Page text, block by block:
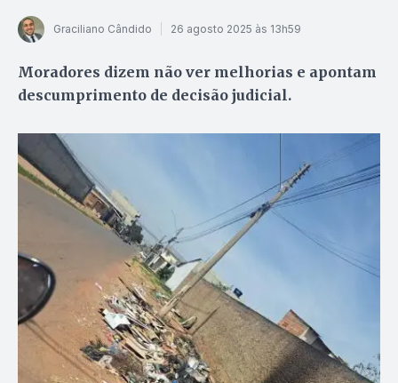
Graciliano Cândido 26 agosto 2025 às 13h59
Moradores dizem não ver melhorias e apontam
descumprimento de decisão judicial.